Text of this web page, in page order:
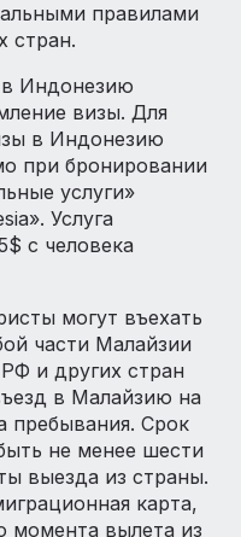
правилами
стран.
в Индонезию
визы. Для
в Индонезию
при бронировании
услуги»
Услуга
с человека
могут въехать
части Малайзии
и других стран
в Малайзию на
пребывания. Срок
не менее шести
выезда из страны.
карта,
момента вылета из